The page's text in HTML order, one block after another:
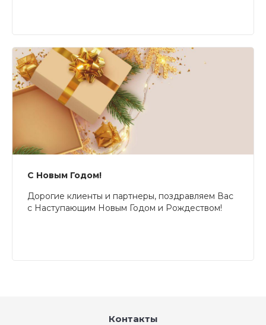
С Новым Годом!
Дорогие клиенты и партнеры, поздравляем Вас
с Наступающим Новым Годом и Рождеством!
Контакты